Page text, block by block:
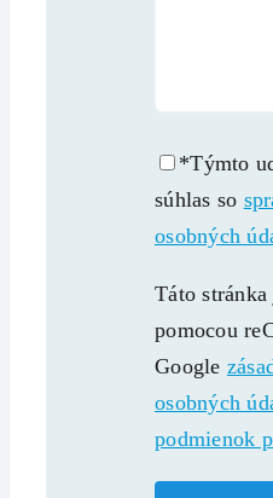
*Týmto
súhlas so
osobných
Táto stránka
pomocou
Google
osobných
podmienok